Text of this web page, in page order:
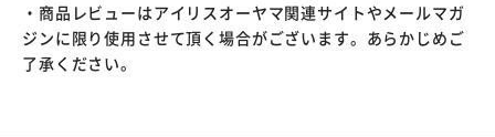
・商品レビューはアイリスオーヤマ関連サイトやメールマガ
ジンに限り使用させて頂く場合がございます。あらかじめご
了承ください。